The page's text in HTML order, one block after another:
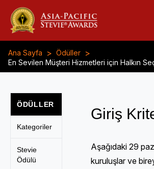
Ana Sayfa > Ödüller >
En Sevilen Müşteri Hizmetleri için Halkın
ÖDÜLLER
Kategoriler
Stevie
Ödülü
Giriş
Aşağıdaki 29
kuruluşlar ve